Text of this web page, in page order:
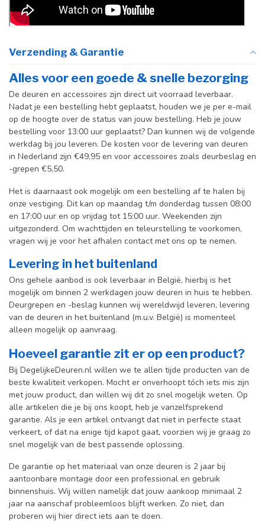
Verzending & Garantie
Alles voor een goede & snelle bezorging
De deuren en accessoires zijn direct uit voorraad leverbaar.
Nadat je een bestelling hebt geplaatst, houden we je per e-mail
op de hoogte over de status van jouw bestelling. Heb je jouw
bestelling voor 13:00 uur geplaatst? Dan kunnen wij de volgende
werkdag bij jou leveren. De kosten voor de levering van deuren
in Nederland zijn €49,95 en voor accessoires zoals deurbeslag en
-grepen €5,50.
Het is daarnaast ook mogelijk om een bestelling af te halen bij
onze vestiging. Dit kan op maandag t/m donderdag tussen 08:00
en 17:00 uur en op vrijdag tot 15:00 uur. Weekenden zijn
uitgezonderd. Om wachttijden en teleurstelling te voorkomen,
vragen wij je voor het afhalen contact met ons op te nemen.
Levering in het buitenland
Ons gehele aanbod is ook leverbaar in België, hierbij is het
mogelijk om binnen 2 werkdagen jouw deuren in huis te hebben.
Deurgrepen en -beslag kunnen wij wereldwijd leveren, levering
van de deuren in het buitenland (m.u.v. België) is momenteel
alleen mogelijk op aanvraag.
Hoeveel garantie zit er op een product?
Bij DegelijkeDeuren.nl willen we te allen tijde producten van de
beste kwaliteit verkopen. Mocht er onverhoopt tóch iets mis zijn
met jouw product, dan willen wij dit zo snel mogelijk weten. Op
alle artikelen die je bij ons koopt, heb je vanzelfsprekend
garantie. Als je een artikel ontvangt dat niet in perfecte staat
verkeert, of dat na enige tijd kapot gaat, voorzien wij je graag zo
snel mogelijk van de best passende oplossing.
De garantie op het materiaal van onze deuren is 2 jaar bij
aantoonbare montage door een professional en gebruik
binnenshuis. Wij willen namelijk dat jouw aankoop minimaal 2
jaar na aanschaf probleemloos blijft werken. Zo niet, dan
proberen wij hier direct iets aan te doen.